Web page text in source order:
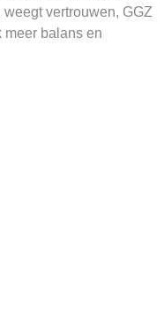
vertrouwen, GGZ
meer balans en